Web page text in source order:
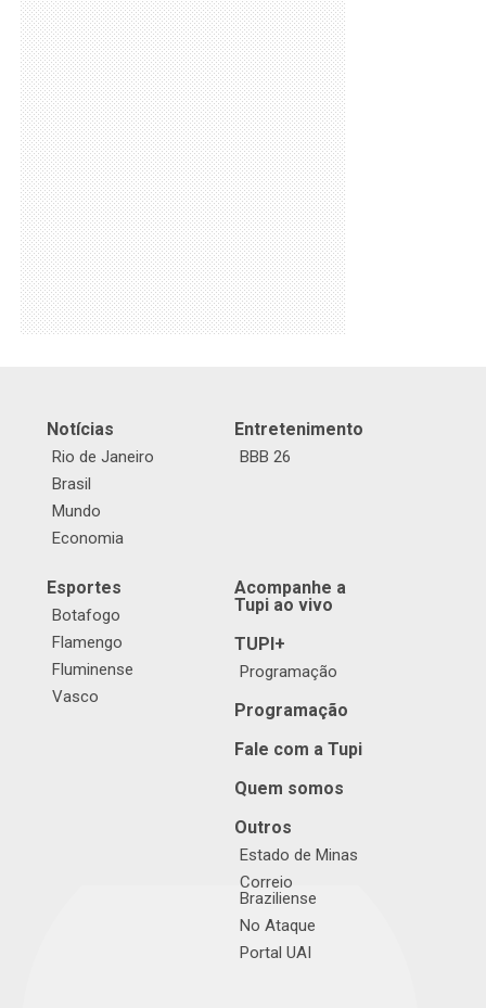
Notícias
Rio de Janeiro
Brasil
Mundo
Economia
Entretenimento
BBB 26
Esportes
Botafogo
Flamengo
Fluminense
Vasco
Acompanhe a
Tupi ao vivo
TUPI+
Programação
Programação
Fale com a Tupi
Quem somos
Outros
Estado de Minas
Correio
Braziliense
No Ataque
Portal UAI